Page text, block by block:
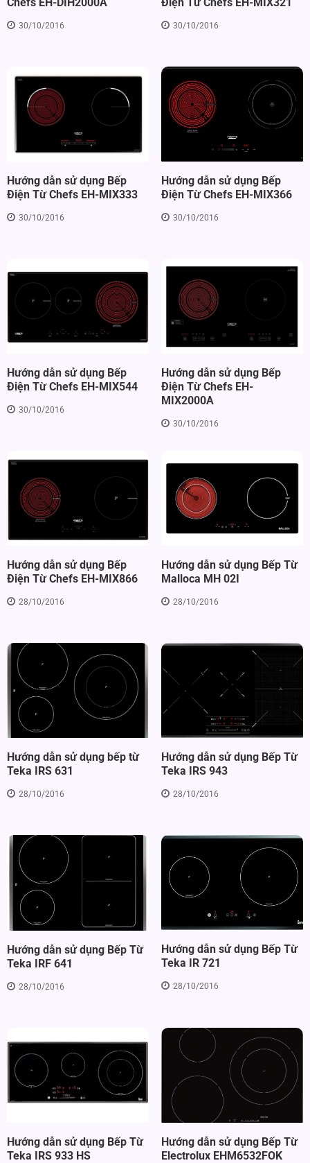
30/10/2016 30/10/2016
Hướng dẫn sử dụng Bếp
Điện Từ Chefs EH-MIX333
30/10/2016
Hướng dẫn sử dụng Bếp
Điện Từ Chefs EH-MIX366
30/10/2016
Hướng dẫn sử dụng Bếp
Điện Từ Chefs EH-MIX544
30/10/2016
Hướng dẫn sử dụng Bếp
Điện Từ Chefs EH-
MIX2000A
30/10/2016
Hướng dẫn sử dụng Bếp
Điện Từ Chefs EH-MIX866
28/10/2016
Hướng dẫn sử dụng Bếp Từ
Malloca MH 02I
28/10/2016
Hướng dẫn sử dụng bếp từ
Teka IRS 631
28/10/2016
Hướng dẫn sử dụng Bếp Từ
Teka IRS 943
28/10/2016
Hướng dẫn sử dụng Bếp Từ
Teka IRF 641
28/10/2016
Hướng dẫn sử dụng Bếp Từ
Teka IR 721
28/10/2016
Hướng dẫn sử dụng Bếp Từ
Teka IRS 933 HS
Hướng dẫn sử dụng Bếp Từ
Electrolux EHM6532FOK